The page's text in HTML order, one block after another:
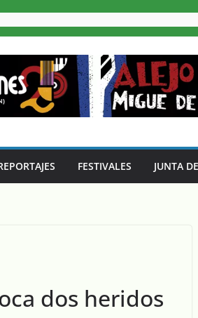
FESTIVALES JUNTA
dos heridos